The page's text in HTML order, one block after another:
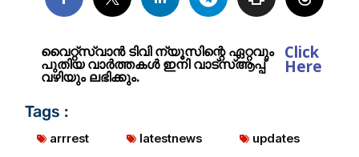
വൈറ്റ്സ്വാൻ ടിവി ന്യൂസിന്റെ ഏറ്റവും
പുതിയ വാർത്തകൾ ഇനി വാട്സ്ആപ്പ്
വഴിയും ലഭിക്കും.
Click
Here
Tags :
arrrest latestnews
updates